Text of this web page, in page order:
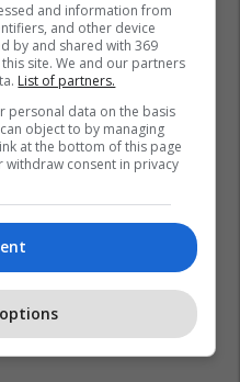
and information from
and other device
by and shared with 369
site. We and our partners
List of partners.
personal data on the basis
object to by managing
at the bottom of this page
withdraw consent in privacy